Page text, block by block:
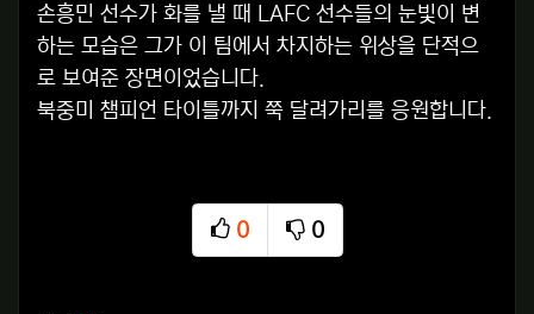
손흥민 선수가 화를 낼 때 LAFC 선수들의 눈빛이 변
하는 모습은 그가 이 팀에서 차지하는 위상을 단적으
로 보여준 장면이었습니다.
북중미 챔피언 타이틀까지 쭉 달려가리를 응원합니다.
0
추천
0
비추천